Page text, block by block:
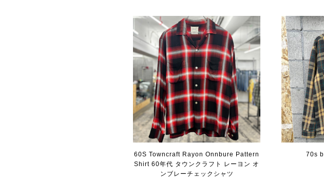
60S Towncraft Rayon Onnbure Pattern
Shirt 60年代 タウンクラフト レーヨン オ
ンブレーチェックシャツ
70s